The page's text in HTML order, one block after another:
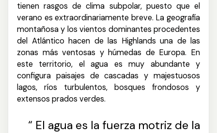
tienen rasgos de clima subpolar, puesto que el
verano es extraordinariamente breve. La geografía
montañosa y los vientos dominantes procedentes
del Atlántico hacen de las Highlands una de las
zonas más ventosas y húmedas de Europa. En
este territorio, el agua es muy abundante y
configura paisajes de cascadas y majestuosos
lagos, ríos turbulentos, bosques frondosos y
extensos prados verdes.
“ El agua es la fuerza motriz de la